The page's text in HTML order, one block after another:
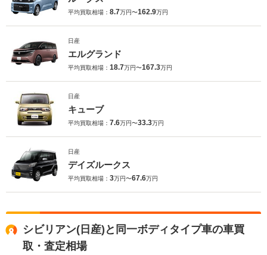
平均買取相場： 8.7万円〜162.9万円
日産
エルグランド
平均買取相場： 18.7万円〜167.3万円
日産
キューブ
平均買取相場： 7.6万円〜33.3万円
日産
デイズルークス
平均買取相場： 3万円〜67.6万円
シビリアン(日産)と同一ボディタイプ車の車買
取・査定相場